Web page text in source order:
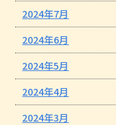
2024年7月
2024年6月
2024年5月
2024年4月
2024年3月